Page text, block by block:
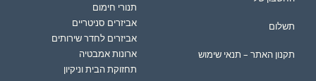
תשלום
תקנון האתר – תנאי שימוש
תנורי חימום
אביזרים סניטריים
אביזרים לחדר שירותים
ארונות אמבטיה
תחזוקת הבית וניקיון